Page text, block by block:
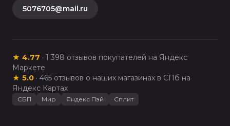
5076705@mail.ru
★ 4.77 · 1 398 отзывов покупателей на Яндекс
Маркете
★ 5.0 · 465 отзывов о наших магазинах в СПб на
Яндекс Картах
СБП Мир Яндекс Пэй Сплит